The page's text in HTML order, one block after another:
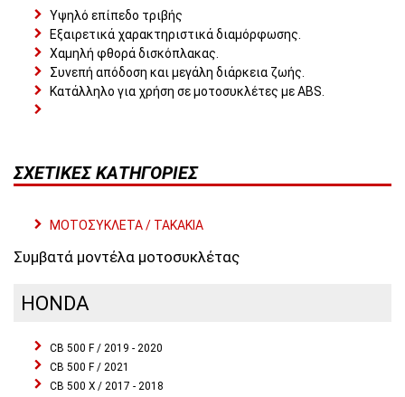
Υψηλό επίπεδο τριβής
Εξαιρετικά χαρακτηριστικά διαμόρφωσης.
Χαμηλή φθορά δισκόπλακας.
Συνεπή απόδοση και μεγάλη διάρκεια ζωής.
Κατάλληλο για χρήση σε μοτοσυκλέτες με ABS.
ΣΧΕΤΙΚΈΣ ΚΑΤΗΓΟΡΊΕΣ
ΜΟΤΟΣΥΚΛΕΤΑ / ΤΑΚΑΚΙΑ
Συμβατά μοντέλα μοτοσυκλέτας
HONDA
CB 500 F / 2019 - 2020
CB 500 F / 2021
CB 500 X / 2017 - 2018